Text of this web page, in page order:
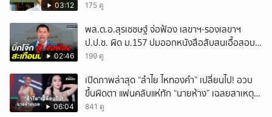
03:12 175 ดู
02:46
พล.ต.อ.สุรเชชษฐ์ จ่อฟ้อง เลขาฯ-รองเลขาฯ
ป.ป.ช. ผิด ม.157 ปมออกหนังสือสับสนเอื้อสอบ
คดีซ้ำซ้อน
199 ดู
06:04
เปิดภาพล่าสุด “ลำไย ไหทองคำ” เปลี่ยนไป! อวบ
ขึ้นผิดตา แฟนคลับแห่ทัก “นายห้าง” เฉลยสาเหตุ
ชัด!
841 ดู